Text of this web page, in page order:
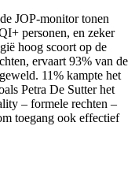
JOP-monitor tonen
personen, en zeker
hoog scoort op de
ervaart 93% van de
11% kampte het
Petra De Sutter het
– formele rechten –
toegang ook effectief